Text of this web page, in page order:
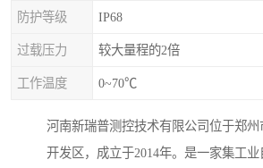
防护等级 IP68
过载压力 较大量程的2倍
工作温度 0~70℃
河南新瑞普测控技术有限公司位于郑州
开发区，成立于2014年。是一家集工